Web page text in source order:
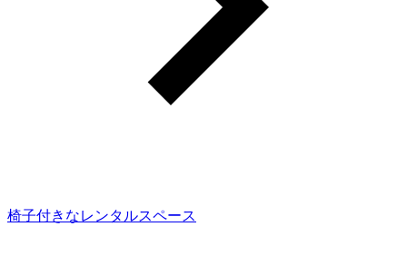
椅子付きなレンタルスペース